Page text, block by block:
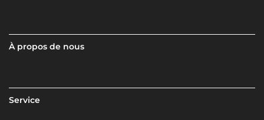
À propos de nous
Service